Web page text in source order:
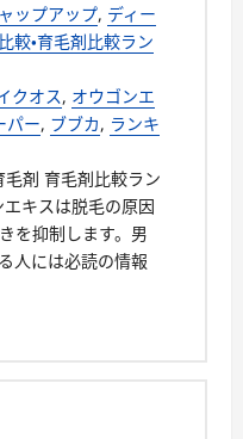
ップアップ, ディー
較・育毛剤比較ラン
クオス, オウゴンエ
パー, ブブカ, ランキ
剤 育毛剤比較ラン
キスは脱毛の原因
を抑制します。男
人には必読の情報